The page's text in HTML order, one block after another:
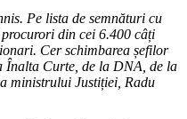
Pe lista de semnături cu
din cei 6.400 câți
Cer schimbarea șefilor
Înalta Curte, de la DNA, de la
ministrului Justiției, Radu